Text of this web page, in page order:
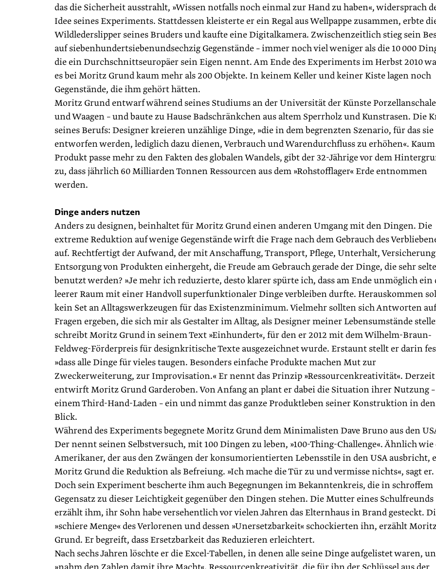
das die Sicherheit ausstrahlt, »Wissen notfalls noch einmal zur Hand zu haben«, widersprach
Idee seines Experiments. Stattdessen kleisterte er ein Regal aus Wellpappe zusammen, erbte
Wildlederslipper seines Bruders und kaufte eine Digitalkamera. Zwischenzeitlich stieg sein
auf siebenhundertsiebenundsechzig Gegenstände – immer noch viel weniger als die 10 000
die ein Durchschnittseuropäer sein Eigen nennt. Am Ende des Experiments im Herbst 2010
es bei Moritz Grund kaum mehr als 200 Objekte. In keinem Keller und keiner Kiste lagen noch
Gegenstände, die ihm gehört hätten.
Moritz Grund entwarf während seines Studiums an der Universität der Künste
und Waagen – und baute zu Hause Badschränkchen aus altem Sperrholz und Kunstrasen. Die
seines Berufs: Designer kreieren unzählige Dinge, »die in dem begrenzten Szenario, für das sie
entworfen werden, lediglich dazu dienen, Verbrauch und Warendurchfluss zu erhöhen«.
Produkt passe mehr zu den Fakten des globalen Wandels, gibt der 32-Jährige vor dem
zu, dass jährlich 60 Milliarden Tonnen Ressourcen aus dem »Rohstofflager« Erde entnommen
werden.
Dinge anders nutzen
Anders zu designen, beinhaltet für Moritz Grund einen anderen Umgang mit den Dingen. Die
extreme Reduktion auf wenige Gegenstände wirft die Frage nach dem Gebrauch des
auf. Rechtfertigt der Aufwand, der mit Anschaffung, Transport, Pflege, Unterhalt,
Entsorgung von Produkten einhergeht, die Freude am Gebrauch gerade der Dinge, die sehr
benutzt werden? »Je mehr ich reduzierte, desto klarer spürte ich, dass am Ende unmöglich ein
leerer Raum mit einer Handvoll superfunktionaler Dinge verbleiben durfte. Herauskommen
kein Set an Alltagswerkzeugen für das Existenzminimum. Vielmehr sollten sich Antworten auf
Fragen ergeben, die sich mir als Gestalter im Alltag, als Designer meiner Lebensumstände
schreibt Moritz Grund in seinem Text »Einhundert«, für den er 2012 mit dem Wilhelm-Braun-
Feldweg-Förderpreis für designkritische Texte ausgezeichnet wurde. Erstaunt stellt er darin
»dass alle Dinge für vieles taugen. Besonders einfache Produkte machen Mut zur
Zweckerweiterung, zur Improvisation.« Er nennt das Prinzip »Ressourcenkreativität«. Derzeit
entwirft Moritz Grund Garderoben. Von Anfang an plant er dabei die Situation ihrer Nutzung
einem Third-Hand-Laden – ein und nimmt das ganze Produktleben seiner Konstruktion in den
Blick.
Während des Experiments begegnete Moritz Grund dem Minimalisten Dave Bruno aus den
Der nennt seinen Selbstversuch, mit 100 Dingen zu leben, »100-Thing-Challenge«. Ähnlich wie
Amerikaner, der aus den Zwängen der konsumorientierten Lebensstile in den USA ausbricht,
Moritz Grund die Reduktion als Befreiung. »Ich mache die Tür zu und vermisse nichts«, sagt er.
Doch sein Experiment bescherte ihm auch Begegnungen im Bekanntenkreis, die in schroffem
Gegensatz zu dieser Leichtigkeit gegenüber den Dingen stehen. Die Mutter eines Schulfreunds
erzählt ihm, ihr Sohn habe versehentlich vor vielen Jahren das Elternhaus in Brand gesteckt.
»schiere Menge« des Verlorenen und dessen »Unersetzbarkeit« schockierten ihn, erzählt
Grund. Er begreift, dass Ersetzbarkeit das Reduzieren erleichtert.
Nach sechs Jahren löschte er die Excel-Tabellen, in denen alle seine Dinge aufgelistet waren,